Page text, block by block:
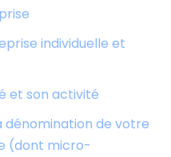
individuelle et
et son activité
de votre
(dont micro-